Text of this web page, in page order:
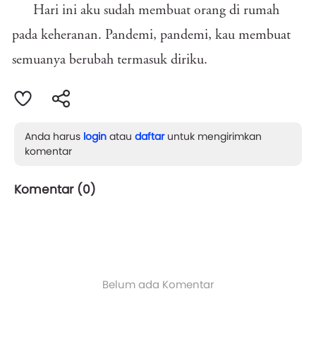
Hari ini aku sudah membuat orang di rumah
pada keheranan. Pandemi, pandemi, kau membuat
semuanya berubah termasuk diriku.
Anda harus login atau daftaruntuk mengirimkan
komentar
Komentar (0)
Belum ada Komentar